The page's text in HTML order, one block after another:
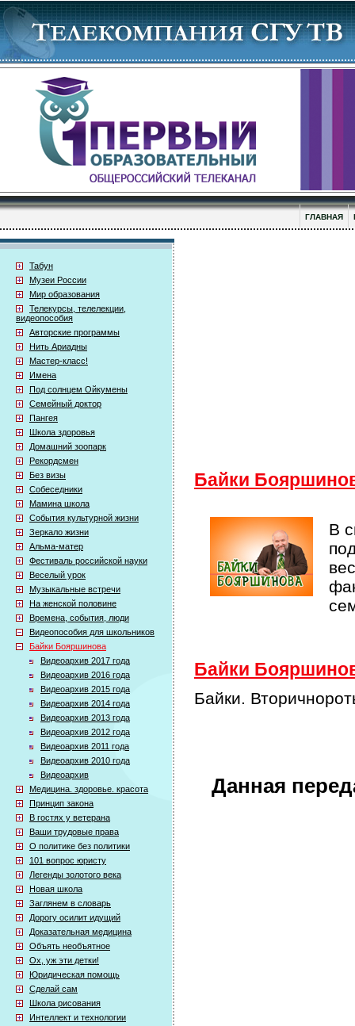
ГЛАВНАЯ
Табун
Музеи России
Мир образования
Телекурсы, телелекции,
видеопособия
Авторские программы
Нить Ариадны
Мастер-класс!
Имена
Под солнцем Ойкумены
Семейный доктор
Пангея
Школа здоровья
Домашний зоопарк
Рекордсмен
Без визы
Собеседники
Мамина школа
События культурной жизни
Зеркало жизни
Альма-матер
Фестиваль российской науки
Веселый урок
Музыкальные встречи
На женской половине
Времена, события, люди
Видеопособия для школьников
Байки Бояршинова
Видеоархив 2017 года
Видеоархив 2016 года
Видеоархив 2015 года
Видеоархив 2014 года
Видеоархив 2013 года
Видеоархив 2012 года
Видеоархив 2011 года
Видеоархив 2010 года
Видеоархив
Медицина. здоровье. красота
Принцип закона
В гостях у ветерана
Ваши трудовые права
О политике без политики
101 вопрос юристу
Легенды золотого века
Новая школа
Заглянем в словарь
Дорогу осилит идущий
Доказательная медицина
Объять необъятное
Ох, уж эти детки!
Юридическая помощь
Сделай сам
Школа рисования
Интеллект и технологии
Байки
В
Байки
Байки.
Данная